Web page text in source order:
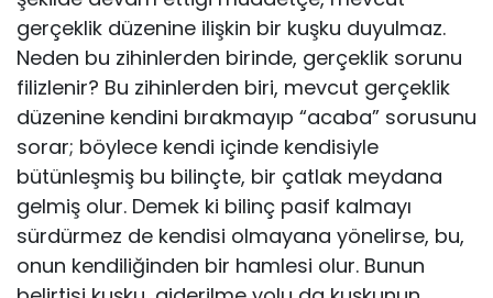
gerçeklik düzenine ilişkin bir kuşku duyulmaz.
Neden bu zihinlerden birinde, gerçeklik sorunu
filizlenir? Bu zihinlerden biri, mevcut gerçeklik
düzenine kendini bırakmayıp “acaba” sorusunu
sorar; böylece kendi içinde kendisiyle
bütünleşmiş bu bilinçte, bir çatlak meydana
gelmiş olur. De­mek ki bilinç pasif kalmayı
sürdürmez de kendisi olmayana yönelirse, bu,
onun kendiliğinden bir hamlesi olur. Bunun